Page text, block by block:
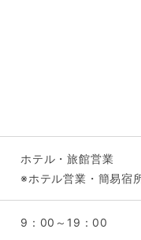
ホテル・旅館営業
※ホテル営業・簡易宿
9：00～19：00